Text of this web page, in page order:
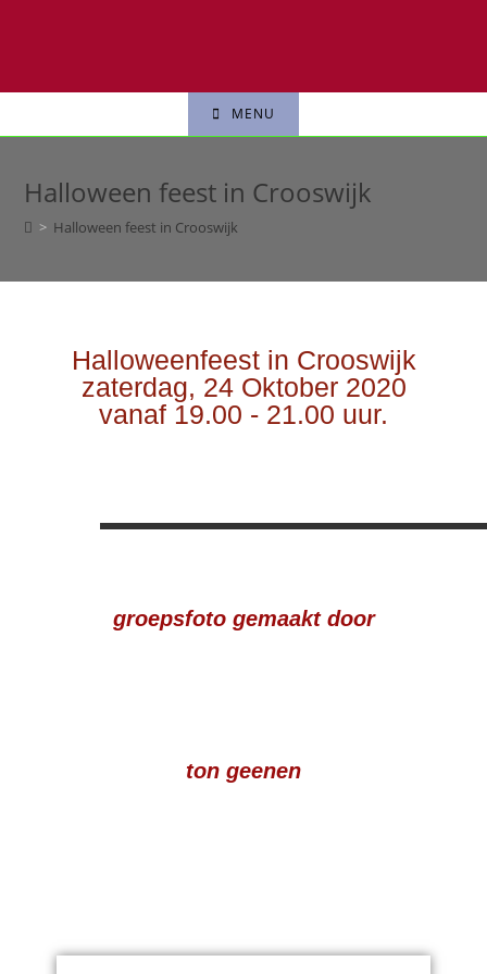
MENU
Halloween feest in Crooswijk
> Halloween feest in Crooswijk
Halloweenfeest in Crooswijk
zaterdag, 24 Oktober 2020
vanaf 19.00 - 21.00 uur.
groepsfoto gemaakt door
ton geenen